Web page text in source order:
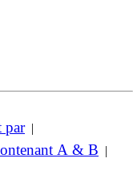
par|
A & B |